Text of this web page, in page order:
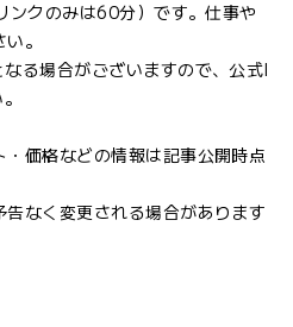
クのみは60分）です。仕事や
。
る場合がございますので、公式I
・価格などの情報は記事公開時点
告なく変更される場合があります